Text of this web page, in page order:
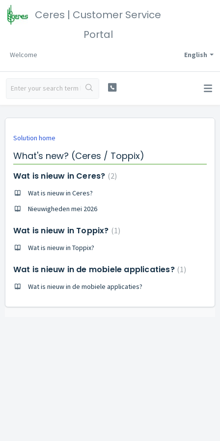
Ceres | Customer Service
Portal
English
Welcome
Solution home
What's new? (Ceres / Toppix)
Wat is nieuw in Ceres? 2
Wat is nieuw in Ceres?
Nieuwigheden mei 2026
Wat is nieuw in Toppix? 1
Wat is nieuw in Toppix?
Wat is nieuw in de mobiele applicaties? 1
Wat is nieuw in de mobiele applicaties?